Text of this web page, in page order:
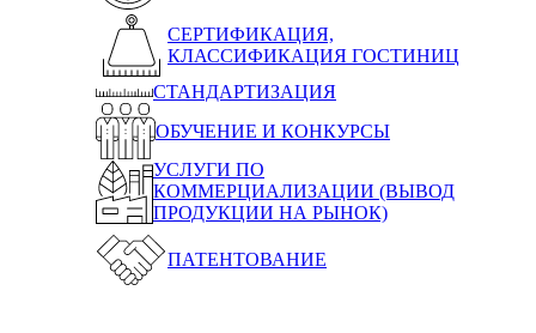
СЕРТИФИКАЦИЯ,
КЛАССИФИКАЦИЯ ГОСТИНИЦ
СТАНДАРТИЗАЦИЯ
ОБУЧЕНИЕ И КОНКУРСЫ
УСЛУГИ ПО
КОММЕРЦИАЛИЗАЦИИ (ВЫВОД
ПРОДУКЦИИ НА РЫНОК)
ПАТЕНТОВАНИЕ